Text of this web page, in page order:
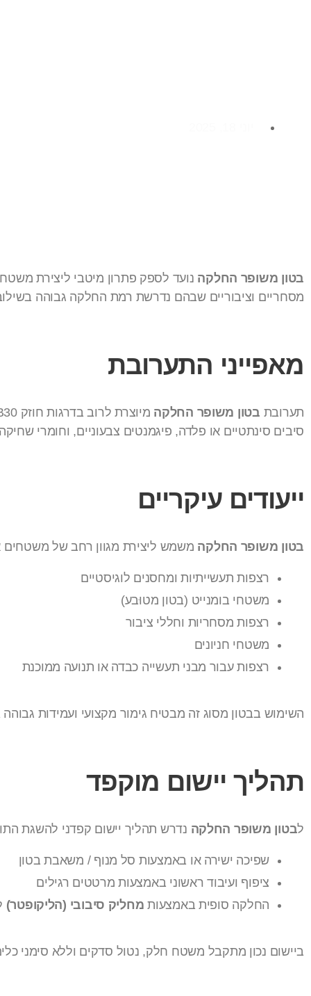
בטון משופר החלקה נועד לספק פתרון מיטבי ליצירת
מסחריים וציבוריים שבהם נדרשת רמת החלקה גבוהה
מאפייני התערובת
תערובת בטון משופר החלקה
סיבים סינתטיים או פלדה, פיגמנטים צבעוניים, וחומרי
ייעודים עיקריים
בטון משופר החלקה משמש ליצירת מגוון רחב של משטחים
רצפות תעשייתיות ומחסנים לוגיסטיים
משטחי בומנייט (בטון מטוּבע)
רצפות מסחריות וחללי ציבור
משטחי חניונים
רצפות עבור מבני תעשייה כבדה או תנועה ממוכנת
השימוש בבטון מסוג זה מבטיח גימור מקצועי ועמידות
תהליך יישום מוקפד
לבטון משופר החלקה נדרש תהליך יישום קפדני להשגת
שפיכה ישירה או באמצעות סל מנוף / משאבת בטון
ציפוף ועיבוד ראשוני באמצעות מרטטים רגילים
החלקה סופית באמצעות מחליק סיבובי (הליקופטר)
ביישום נכון מתקבל משטח חלק, נטול סדקים וללא סימני